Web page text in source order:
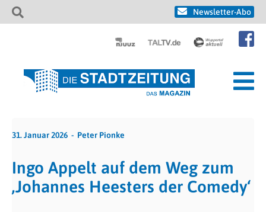
Newsletter-Abo
31. Januar 2026 Peter Pionke
Ingo Appelt auf dem Weg zum
‚Johannes Heesters der Comedy‘